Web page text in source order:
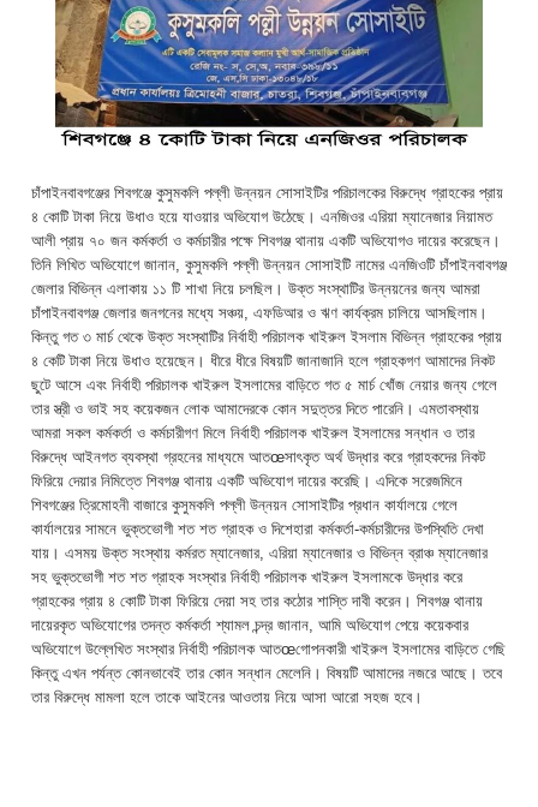
চাঁপাইনবাবগঞ্জের শিবগঞ্জে কুসুমকলি পল্লী উন্নয়ন সোসাইটির পরিচালকের বিরুদ্ধে গ্রাহকের প্রায়
৪ কোটি টাকা নিয়ে উধাও হয়ে যাওয়ার অভিযোগ উঠেছে। এনজিওর এরিয়া ম্যানেজার নিয়ামত
আলী প্রায় ৭০ জন কর্মকর্তা ও কর্মচারীর পক্ষে শিবগঞ্জ থানায় একটি অভিযোগও দায়ের করেছেন।
তিনি লিখিত অভিযোগে জানান, কুসুমকলি পল্লী উন্নয়ন সোসাইটি নামের এনজিওটি চাঁপাইনবাবগঞ্জ
জেলার বিভিন্ন এলাকায় ১১ টি শাখা নিয়ে চলছিল। উক্ত সংস্থাটির উন্নয়নের জন্য আমরা
চাঁপাইনবাবগঞ্জ জেলার জনগনের মধ্যে সঞ্চয়, এফডিআর ও ঋণ কার্যক্রম চালিয়ে আসছিলাম।
কিন্তু গত ৩ মার্চ থেকে উক্ত সংস্থাটির নির্বাহী পরিচালক খাইরুল ইসলাম বিভিন্ন গ্রাহকের প্রায়
৪ কেটি টাকা নিয়ে উধাও হয়েছেন। ধীরে ধীরে বিষয়টি জানাজানি হলে গ্রাহকগণ আমাদের নিকট
ছুটে আসে এবং নির্বাহী পরিচালক খাইরুল ইসলামের বাড়িতে গত ৫ মার্চ খোঁজ নেয়ার জন্য গেলে
তার স্ত্রী ও ভাই সহ কয়েকজন লোক আমাদেরকে কোন সদুত্তর দিতে পারেনি। এমতাবস্থায়
আমরা সকল কর্মকর্তা ও কর্মচারীগণ মিলে নির্বাহী পরিচালক খাইরুল ইসলামের সন্ধান ও তার
বিরুদ্ধে আইনগত ব্যবস্থা গ্রহনের মাধ্যমে আতœসাৎকৃত অর্থ উদ্ধার করে গ্রাহকদের নিকট
ফিরিয়ে দেয়ার নিমিত্তে শিবগঞ্জ থানায় একটি অভিযোগ দায়ের করেছি। এদিকে সরেজমিনে
শিবগঞ্জের ত্রিমোহনী বাজারে কুসুমকলি পল্লী উন্নয়ন সোসাইটির প্রধান কার্যালয়ে গেলে
কার্যালয়ের সামনে ভুক্তভোগী শত শত গ্রাহক ও দিশেহারা কর্মকর্তা-কর্মচারীদের উপস্থিতি দেখা
যায়। এসময় উক্ত সংস্থায় কর্মরত ম্যানেজার, এরিয়া ম্যানেজার ও বিভিন্ন ব্রাঞ্চ ম্যানেজার
সহ ভুক্তভোগী শত শত গ্রাহক সংস্থার নির্বাহী পরিচালক খাইরুল ইসলামকে উদ্ধার করে
গ্রাহকের গ্রায় ৪ কোটি টাকা ফিরিয়ে দেয়া সহ তার কঠোর শাস্তি দাবী করেন। শিবগঞ্জ থানায়
দায়েরকৃত অভিযোগের তদন্ত কর্মকর্তা শ্যামল চন্দ্র জানান, আমি অভিযোগ পেয়ে কয়েকবার
অভিযোগে উল্লেখিত সংস্থার নির্বাহী পরিচালক আতœগোপনকারী খাইরুল ইসলামের বাড়িতে গেছি
কিন্তু এখন পর্যন্ত কোনভাবেই তার কোন সন্ধান মেলেনি। বিষয়টি আমাদের নজরে আছে। তবে
তার বিরুদ্ধে মামলা হলে তাকে আইনের আওতায় নিয়ে আসা আরো সহজ হবে।